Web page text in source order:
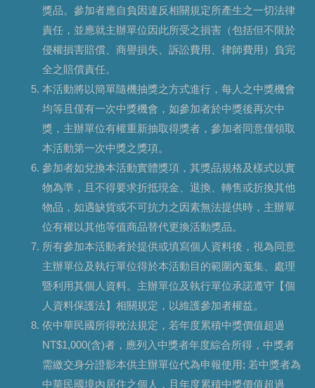
獎品。參加者應自負因違反相關規定所產生之一切法律
責任，並應就主辦單位因此所受之損害（包括但不限於
侵權損害賠償、商譽損失、訴訟費用、律師費用）負完
全之賠償責任。
本活動將以簡單隨機抽獎之方式進行，每人之中獎機會
均等且僅有一次中獎機會，如參加者於中獎後再次中
獎，主辦單位有權重新抽取得獎者，參加者同意僅領取
本活動第一次中獎之獎項。
參加者如兌換本活動實體獎項，其獎品規格及樣式以實
物為準，且不得要求折抵現金、退換、轉售或折換其他
物品，如遇缺貨或不可抗力之因素無法提供時，主辦單
位有權以其他等值商品替代更換活動獎品。
所有參加本活動者於提供或填寫個人資料後，視為同意
主辦單位及執行單位得於本活動目的範圍內蒐集、處理
暨利用其個人資料。主辦單位及執行單位承諾遵守【個
人資料保護法】相關規定，以維護參加者權益。
依中華民國所得稅法規定，若年度累積中獎價值超過
NT$1,000(含)者，應列入中獎者年度綜合所得，中獎者
需繳交身分證影本供主辦單位代為申報使用; 若中獎者為
中華民國境內居住之個人，且年度累積中獎價值超過